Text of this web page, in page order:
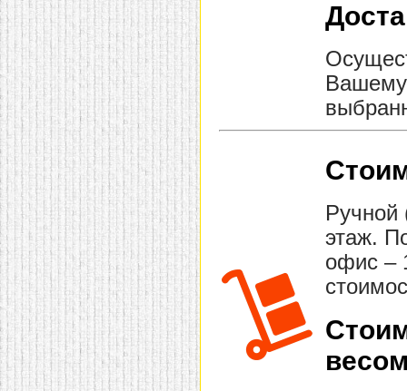
Вашему
Ручной
этаж.
офис –